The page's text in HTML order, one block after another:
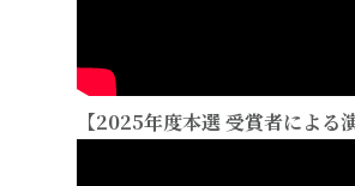
【2025年度本選 受賞者による